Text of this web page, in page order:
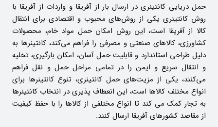
حمل دریایی کانتینری در ارسال بار از آفریقا و واردات از آفریقا با
روش کانتینری یکی از روش‌های محبوب و اقتصادی برای انتقال
کالا از آفریقا است، این روش امکان حمل مواد خام، محصولات
کشاورزی، کالاهای صنعتی و مصرفی را فراهم می‌کند، کانتینرها به
دلیل طراحی استاندارد و قابلیت حمل آسان، امکان بارگیری، تخلیه
و انتقال سریع و ایمن را در تمامی مراحل حمل ‌و نقل فراهم
می‌کنند، یکی از مزیت‌های حمل کانتینری، تنوع کانتینرها برای
انواع مختلف کالاها است، این انعطاف‌ پذیری در انتخاب کانتینرها
به تجار کمک می ‌کند تا انواع مختلفی از کالاها را با حفظ کیفیت
از مقاصد کشورهای آفریقا ارسال کنند.